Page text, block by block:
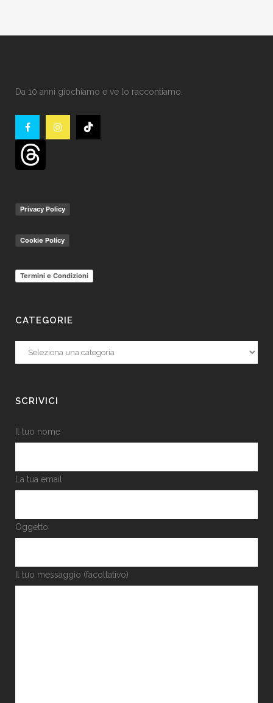
Da 10 anni giochiamo e ve lo raccontiamo.
Privacy Policy
Cookie Policy
Termini e Condizioni
CATEGORIE
Categorie
SCRIVICI
Il tuo nome
La tua email
Oggetto
Il tuo messaggio (facoltativo)